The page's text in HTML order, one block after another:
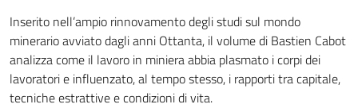
Inserito nell’ampio rinnovamento degli studi sul mondo
minerario avviato dagli anni Ottanta, il volume di Bastien Cabot
analizza come il lavoro in miniera abbia plasmato i corpi dei
lavoratori e influenzato, al tempo stesso, i rapporti tra capitale,
tecniche estrattive e condizioni di vita.